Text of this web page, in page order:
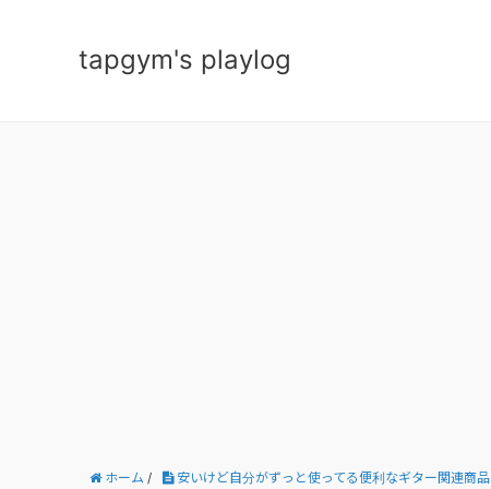
tapgym's playlog
ホーム / 安いけど自分がずっと使ってる便利なギター関連商品